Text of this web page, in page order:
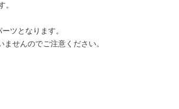
。
ツとなります。
せんのでご注意ください。